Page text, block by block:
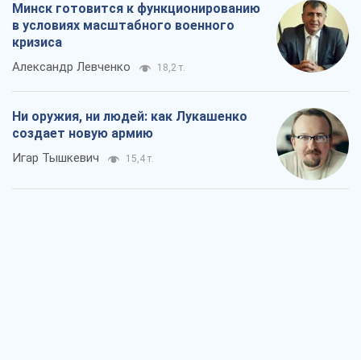
Минск готовится к функционированию
в условиях масштабного военного
кризиса
Александр Левченко 18,2 т.
Ни оружия, ни людей: как Лукашенко
создает новую армию
Игар Тышкевич 15,4 т.